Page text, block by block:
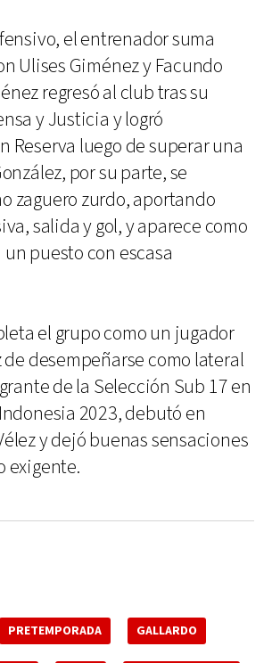
el entrenador suma
Ulises Giménez y Facundo
regresó al club tras su
y Justicia y logró
Reserva luego de superar una
por su parte, se
zaguero zurdo, aportando
salida y gol, y aparece como
puesto con escasa
el grupo como un jugador
desempeñarse como lateral
de la Selección Sub 17 en
2023, debutó en
y dejó buenas sensaciones
exigente.
PRETEMPORADA GALLARDO